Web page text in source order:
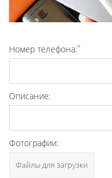
Номер телефона:*
Описание:
Фотографии:
Файлы для загрузки